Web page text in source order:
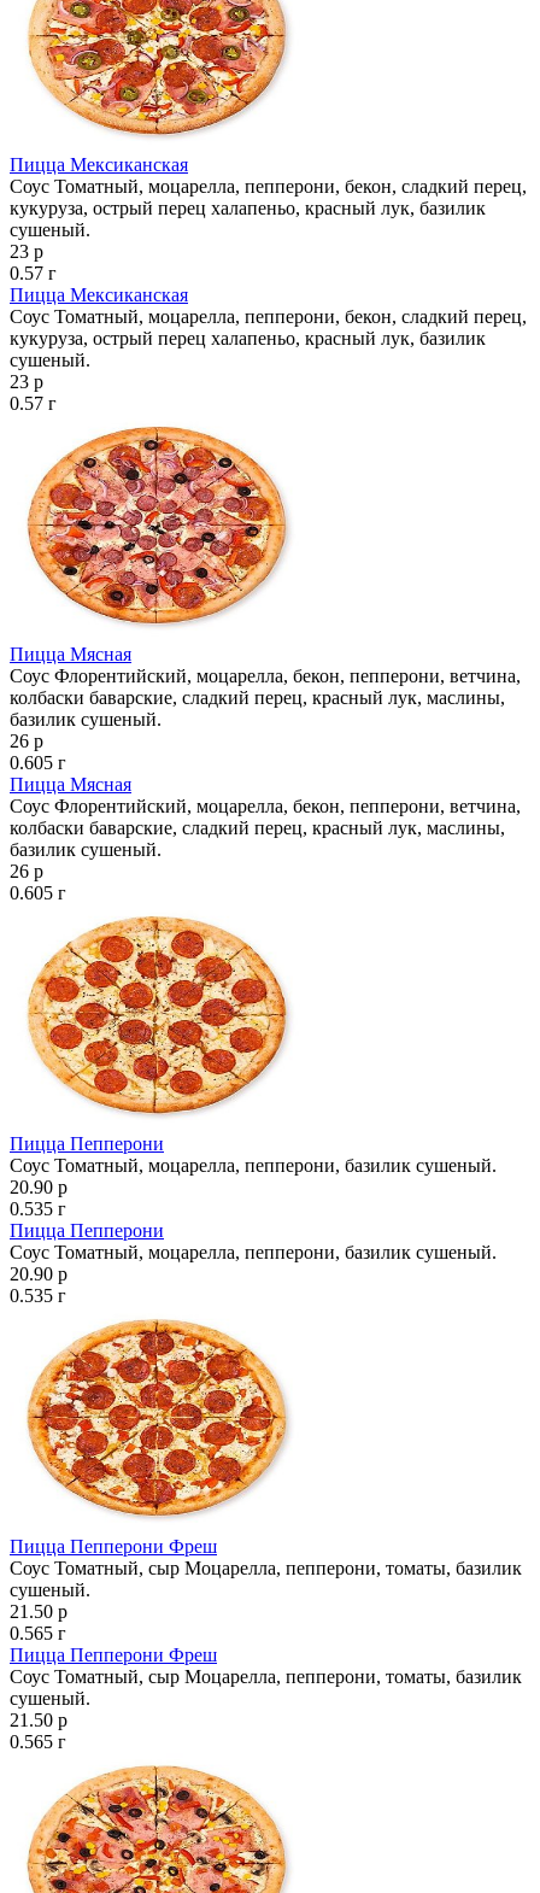
Пицца Мексиканская
Соус Томатный, моцарелла, пепперони, бекон, сладкий перец,
кукуруза, острый перец халапеньо, красный лук, базилик
сушеный.
23 р
0.57 г
Пицца Мексиканская
Соус Томатный, моцарелла, пепперони, бекон, сладкий перец,
кукуруза, острый перец халапеньо, красный лук, базилик
сушеный.
23 р
0.57 г
Пицца Мясная
Соус Флорентийский, моцарелла, бекон, пепперони, ветчина,
колбаски баварские, сладкий перец, красный лук, маслины,
базилик сушеный.
26 р
0.605 г
Пицца Мясная
Соус Флорентийский, моцарелла, бекон, пепперони, ветчина,
колбаски баварские, сладкий перец, красный лук, маслины,
базилик сушеный.
26 р
0.605 г
Пицца Пепперони
Соус Томатный, моцарелла, пепперони, базилик сушеный.
20.90 р
0.535 г
Пицца Пепперони
Соус Томатный, моцарелла, пепперони, базилик сушеный.
20.90 р
0.535 г
Пицца Пепперони Фреш
Соус Томатный, сыр Моцарелла, пепперони, томаты, базилик
сушеный.
21.50 р
0.565 г
Пицца Пепперони Фреш
Соус Томатный, сыр Моцарелла, пепперони, томаты, базилик
сушеный.
21.50 р
0.565 г